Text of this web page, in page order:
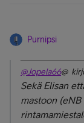
Purnipsi
@Jopela66@
Sekä Elisan
mastoon (eNB